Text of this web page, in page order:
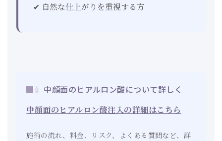
✔ 自然な仕上がりを重視する方
💉 中顔面のヒアルロン酸について詳しく
中顔面のヒアルロン酸注入の詳細はこちら
施術の流れ、料金、リスク、よくある質問など、詳